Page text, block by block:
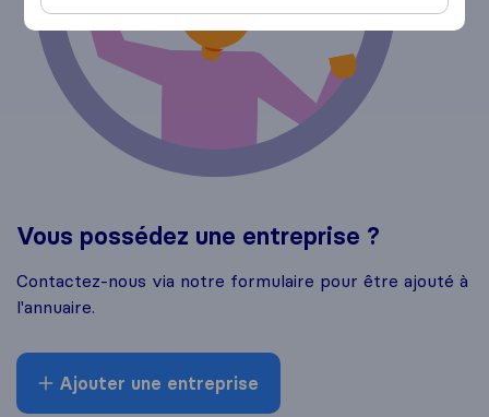
Vous possédez une entreprise ?
Contactez-nous via notre formulaire pour être ajouté à
l'annuaire.
Ajouter une entreprise